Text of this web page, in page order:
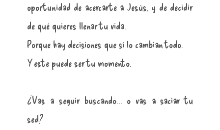
oportunidad de acercarte a Jesús, y de decidir
de qué quieres llenar tu vida.
Porque hay decisiones que sí lo cambian todo.
Y este puede ser tu momento.
¿Vas a seguir buscando… o vas a saciar tu
sed?